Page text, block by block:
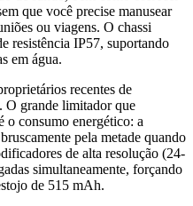
que você precise manusear
ou viagens. O chassi
resistência IP57, suportando
em água.
recentes de
O grande limitador que
o consumo energético: a
pela metade quando
de alta resolução (24-
simultaneamente, forçando
de 515 mAh.